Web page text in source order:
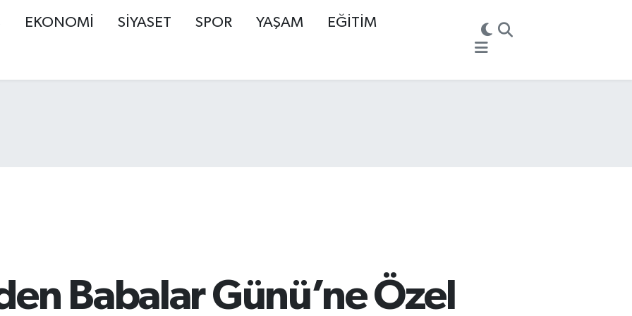
EKONOMİ SİYASET SPOR YAŞAM EĞİTİM
Babalar Günü’ne Özel